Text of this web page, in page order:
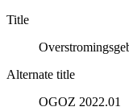
Title
Alternate title
OGOZ 2022.01